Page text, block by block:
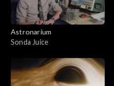
Astronarium
Sonda Juice